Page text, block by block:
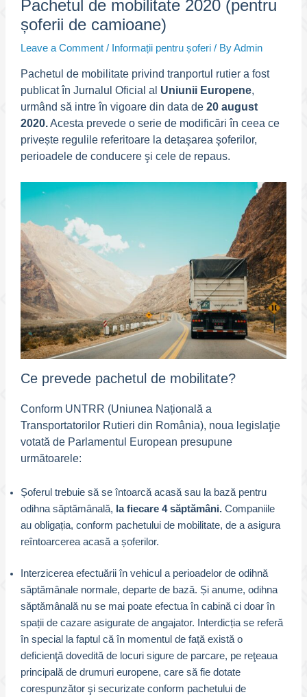
Pachetul de mobilitate 2020 (pentru
șoferii de camioane)
Leave a Comment / Informații pentru șoferi/ ByAdmin
Pachetul de mobilitate privind tranportul rutier a fost
publicat în Jurnalul Oficial al Uniunii Europene,
urmând să intre în vigoare din data de 20 august
2020.Acesta prevede o serie de modificări în ceea ce
privește regulile referitoare la detaşarea şoferilor,
perioadele de conducere şi cele de repaus.
Ce prevede pachetul de mobilitate?
Conform UNTRR (Uniunea Națională a
Transportatorilor Rutieri din România), noua legislaţie
votată de Parlamentul European presupune
următoarele:
Șoferul trebuie să se întoarcă acasă sau la bază pentru
odihna săptămânală, la fiecare 4 săptămâni.Companiile
au obligația, conform pachetului de mobilitate, de a asigura
reîntoarcerea acasă a șoferilor.
Interzicerea efectuării în vehicul a perioadelor de odihnă
săptămânale normale, departe de bază. Și anume, odihna
săptămânală nu se mai poate efectua în cabină ci doar în
spații de cazare asigurate de angajator. Interdicția se referă
în special la faptul că în momentul de față există o
deficienţă dovedită de locuri sigure de parcare, pe reţeaua
principală de drumuri europene, care să fie dotate
corespunzător şi securizate conform pachetului de